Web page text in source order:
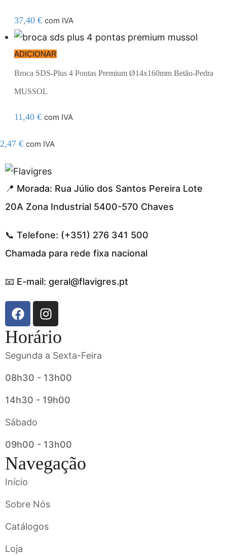
37,40 € com IVA
ADICIONAR
Broca SDS-Plus 4 Pontas Premium Ø14x160mm Betão-Pedra
MUSSOL
11,40 € com IVA
2,47 € com IVA
resmi adresi
📍 Morada: Rua Júlio dos Santos Pereira Lote
20A Zona Industrial 5400-570 Chaves
📞 Telefone: (+351) 276 341 500
Chamada para rede fixa nacional
📧 E-mail: geral@flavigres.pt
Horário
Segunda a Sexta-Feira
08h30 - 13h00
14h30 - 19h00
Sábado
09h00 - 13h00
Navegação
Início
Sobre Nós
Catálogos
Loja